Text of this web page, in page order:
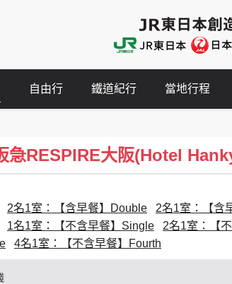
自由行 鐵道紀行 當地行程
急RESPIRE大阪(Hotel
2名1室：【含早餐】Double 2名1室：【含
1名1室：【不含早餐】Single 2名1室：【
4名1室：【不含早餐】Fourth